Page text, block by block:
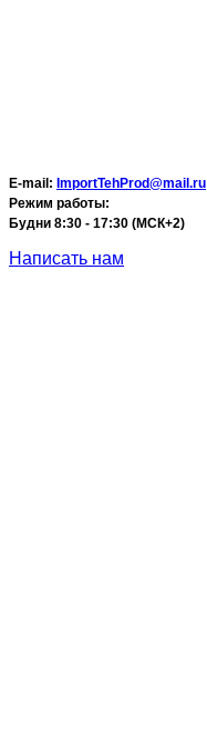
E-mail: ImportTehProd@mail.ru
Режим работы:
Будни 8:30 - 17:30 (МСК+2)
Написать нам